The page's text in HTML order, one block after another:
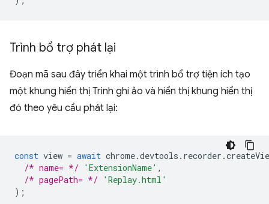
Trình bổ trợ phát lại
Đoạn mã sau đây triển khai một trình bổ trợ tiện ích tạo
một khung hiển thị Trình ghi ảo và hiển thị khung hiển thị
đó theo yêu cầu phát lại:
const view = await chrome.devtools . recorder .
/* name= */
'ExtensionName' ,
/* pagePath= */
'Replay.html'
);